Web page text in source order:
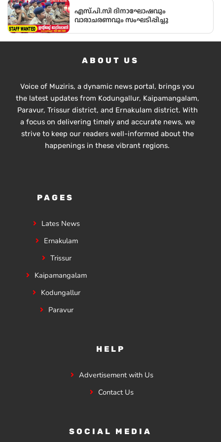
എസ്.പി.സി ദിനാഘോഷവും
വാരാചരണവും സംഘടിപ്പിച്ചു
ABOUT US
Voice of Muziris, a dynamic news portal, brings you
the latest updates from Kodungallur, Kaipamangalam,
Paravur, Trissur district, and Ernakulam district. With
a focus on delivering timely and accurate news, we
strive to keep our readers well-informed about the
happenings in these vibrant regions.
PAGES
Lates News
Ernakulam
Trissur
Kaipamangalam
Kodungallur
Paravur
HELP
Advertisement with Us
Contact Us
SOCIAL MEDIA